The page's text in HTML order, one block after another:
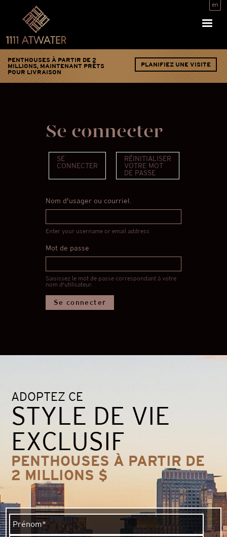
contenu
principal
en
PENTHOUSES À PARTIR DE 2
MILLIONS, MAINTENANT PRÊTS
POUR LIVRAISON
PLANIFIEZ UNE VISITE
Se connecter
Onglets
principaux
SE
CONNECTER (ONGLET
RÉINITIALISER
VOTRE MOT
DE PASSE
Nom d'usager ou courriel.
Enter your username or email address
Mot de passe
Saisissez le mot de passe correspondant à votre
nom d'utilisateur.
ADOPTEZ CE
STYLE DE VIE
EXCLUSIF
PENTHOUSES À PARTIR DE
2 MILLIONS $